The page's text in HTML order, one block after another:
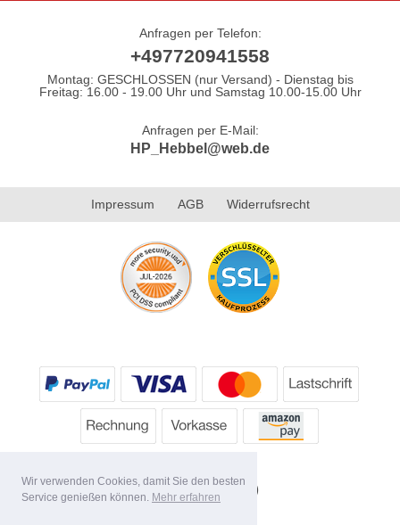
Wir verwenden Cookies, damit Sie den besten
Service genießen können. Mehr erfahren
Anfragen per Telefon:
+497720941558
Montag: GESCHLOSSEN (nur Versand) - Dienstag bis
Freitag: 16.00 - 19.00 Uhr und Samstag 10.00-15.00 Uhr
Anfragen per E-Mail:
HP_Hebbel@web.de
Impressum AGB Widerrufsrecht